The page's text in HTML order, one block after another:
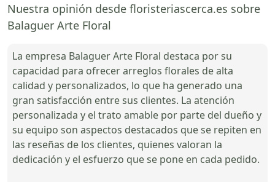
Nuestra opinión desde floristeriascerca.es sobre
Balaguer Arte Floral
La empresa Balaguer Arte Floral destaca por su
capacidad para ofrecer arreglos florales de alta
calidad y personalizados, lo que ha generado una
gran satisfacción entre sus clientes. La atención
personalizada y el trato amable por parte del dueño y
su equipo son aspectos destacados que se repiten en
las reseñas de los clientes, quienes valoran la
dedicación y el esfuerzo que se pone en cada pedido.